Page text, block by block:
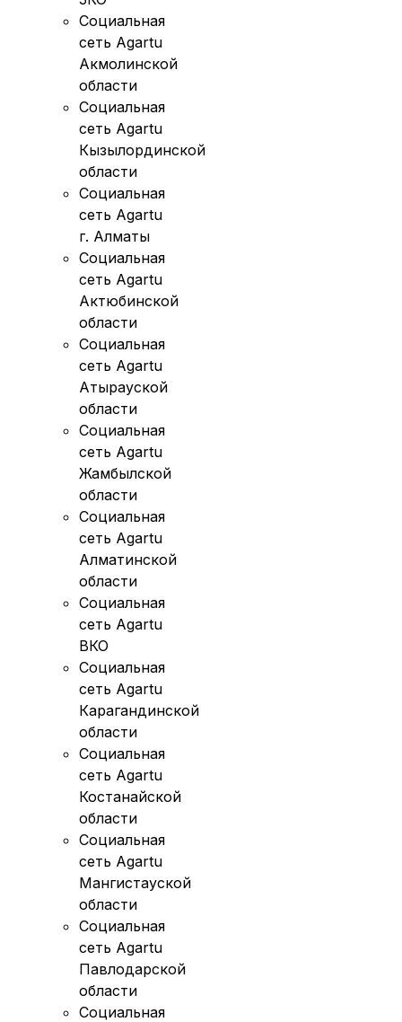
Социальная
сеть Agartu
Акмолинской
области
Социальная
сеть Agartu
Кызылординской
области
Социальная
сеть Agartu
г. Алматы
Социальная
сеть Agartu
Актюбинской
области
Социальная
сеть Agartu
Атырауской
области
Социальная
сеть Agartu
Жамбылской
области
Социальная
сеть Agartu
Алматинской
области
Социальная
сеть Agartu
ВКО
Социальная
сеть Agartu
Карагандинской
области
Социальная
сеть Agartu
Костанайской
области
Социальная
сеть Agartu
Мангистауской
области
Социальная
сеть Agartu
Павлодарской
области
Социальная